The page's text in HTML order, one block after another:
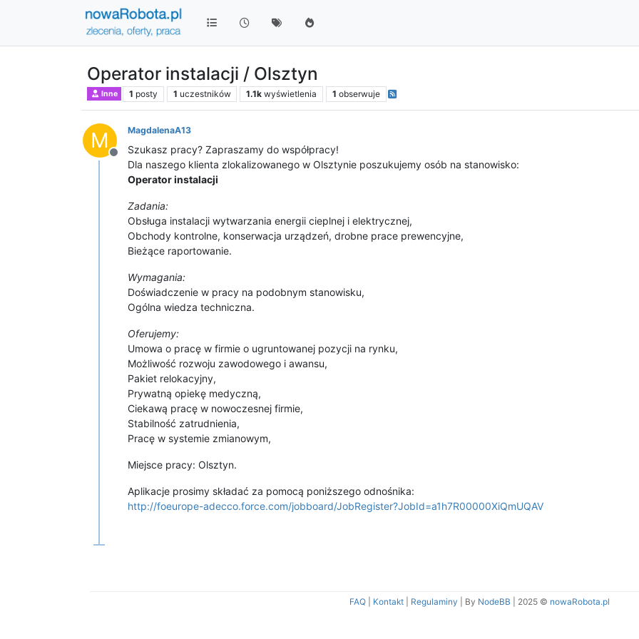
Operator instalacji / Olsztyn
Inne 1 posty 1 uczestników 1.1k wyświetlenia 1 obserwuje
M
Niedostępny
MagdalenaA13
Szukasz pracy? Zapraszamy do współpracy!
Dla naszego klienta zlokalizowanego w Olsztynie poszukujemy osób na stanowisko:
Operator instalacji
Zadania:
Obsługa instalacji wytwarzania energii cieplnej i elektrycznej,
Obchody kontrolne, konserwacja urządzeń, drobne prace prewencyjne,
Bieżące raportowanie.
Wymagania:
Doświadczenie w pracy na podobnym stanowisku,
Ogólna wiedza techniczna.
Oferujemy:
Umowa o pracę w firmie o ugruntowanej pozycji na rynku,
Możliwość rozwoju zawodowego i awansu,
Pakiet relokacyjny,
Prywatną opiekę medyczną,
Ciekawą pracę w nowoczesnej firmie,
Stabilność zatrudnienia,
Pracę w systemie zmianowym,
Miejsce pracy: Olsztyn.
Aplikacje prosimy składać za pomocą poniższego odnośnika:
http://foeurope-adecco.force.com/jobboard/JobRegister?JobId=a1h7R00000XiQmUQAV
FAQ| Kontakt| Regulaminy | By NodeBB 2025 © nowaRobota.pl